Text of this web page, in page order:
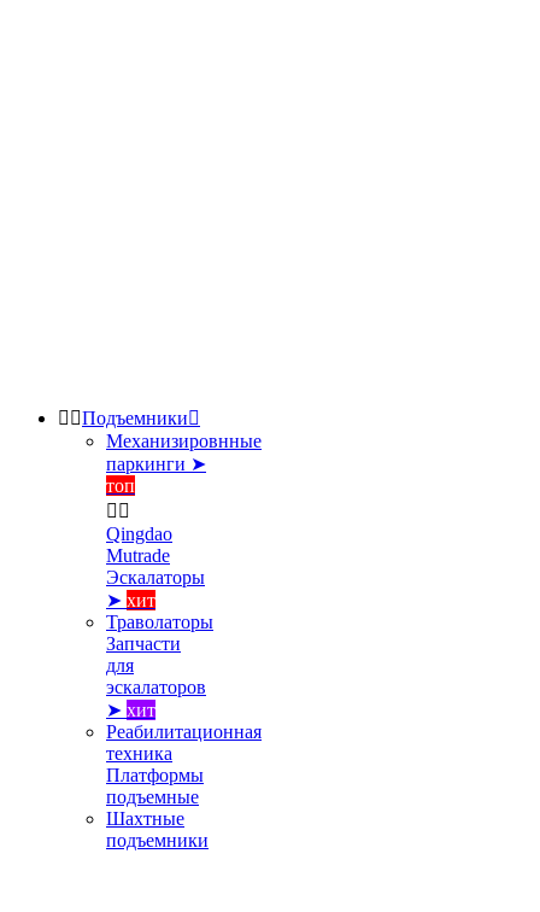
 Подъемники
Механизировнные
паркинги ➤
топ
 
Qingdao
Mutrade
Эскалаторы
➤ хит
Траволаторы
Запчасти
для
эскалаторов
➤ хит
Реабилитационная
техника
Платформы
подъемные
Шахтные
подъемники